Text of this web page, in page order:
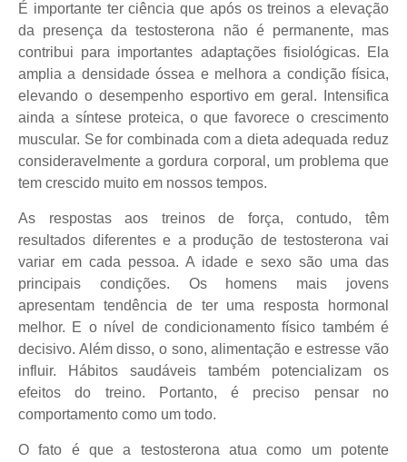
É importante ter ciência que após os treinos a elevação
da presença da testosterona não é permanente, mas
contribui para importantes adaptações fisiológicas. Ela
amplia a densidade óssea e melhora a condição física,
elevando o desempenho esportivo em geral. Intensifica
ainda a síntese proteica, o que favorece o crescimento
muscular. Se for combinada com a dieta adequada reduz
consideravelmente a gordura corporal, um problema que
tem crescido muito em nossos tempos.
As respostas aos treinos de força, contudo, têm
resultados diferentes e a produção de testosterona vai
variar em cada pessoa. A idade e sexo são uma das
principais condições. Os homens mais jovens
apresentam tendência de ter uma resposta hormonal
melhor. E o nível de condicionamento físico também é
decisivo. Além disso, o sono, alimentação e estresse vão
influir. Hábitos saudáveis também potencializam os
efeitos do treino. Portanto, é preciso pensar no
comportamento como um todo.
O fato é que a testosterona atua como um potente